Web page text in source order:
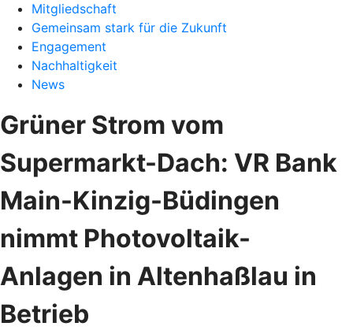
Mitgliedschaft
Gemeinsam stark für die Zukunft
Engagement
Nachhaltigkeit
News
Grüner Strom vom
Supermarkt-Dach: VR Bank
Main-Kinzig-Büdingen
nimmt Photovoltaik-
Anlagen in Altenhaßlau in
Betrieb